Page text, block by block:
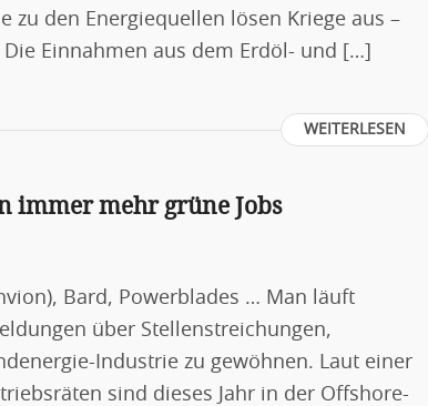
zu den Energiequellen lösen Kriege aus –
Einnahmen aus dem Erdöl- und […]
WEITERLESEN
immer mehr grüne Jobs
Bard, Powerblades … Man läuft
über Stellenstreichungen,
Industrie zu gewöhnen. Laut einer
sind dieses Jahr in der Offshore-